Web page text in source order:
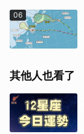
06
其他人也看了